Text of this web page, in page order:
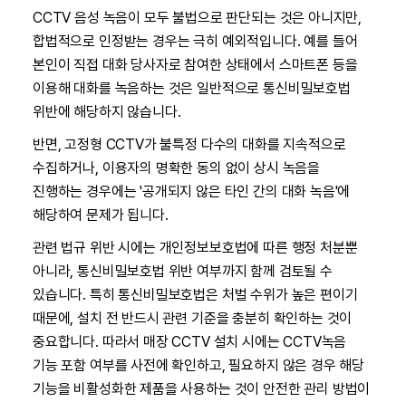
CCTV 음성 녹음이 모두 불법으로 판단되는 것은 아니지만,
합법적으로 인정받는 경우는 극히 예외적입니다. 예를 들어
본인이 직접 대화 당사자로 참여한 상태에서 스마트폰 등을
이용해 대화를 녹음하는 것은 일반적으로 통신비밀보호법
위반에 해당하지 않습니다.
반면, 고정형 CCTV가 불특정 다수의 대화를 지속적으로
수집하거나, 이용자의 명확한 동의 없이 상시 녹음을
진행하는 경우에는 '공개되지 않은 타인 간의 대화 녹음'에
해당하여 문제가 됩니다.
관련 법규 위반 시에는 개인정보보호법에 따른 행정 처분뿐
아니라, 통신비밀보호법 위반 여부까지 함께 검토될 수
있습니다. 특히 통신비밀보호법은 처벌 수위가 높은 편이기
때문에, 설치 전 반드시 관련 기준을 충분히 확인하는 것이
중요합니다. 따라서 매장 CCTV 설치 시에는 CCTV녹음
기능 포함 여부를 사전에 확인하고, 필요하지 않은 경우 해당
기능을 비활성화한 제품을 사용하는 것이 안전한 관리 방법이